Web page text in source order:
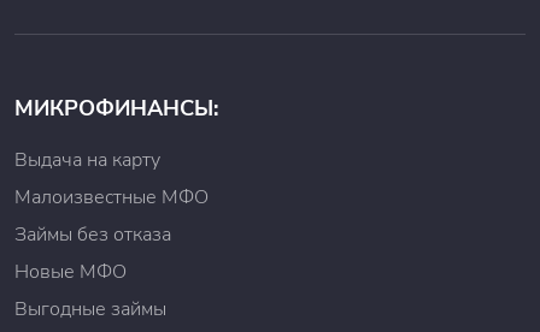
Наличие пенсионного удостоверения (для
МФО разработала для своих клиентов три
Как погасить займ
В настоящее время микрофинансовая организация
«Деньги в долг» разработала несколько способов
погашения задолженности для своих заемщков. К
ним относится оплата в:
МИКРОФИНАНСЫ:
Выдача на карту
Малоизвестные МФО
Займы без отказа
Новые МФО
Выгодные займы